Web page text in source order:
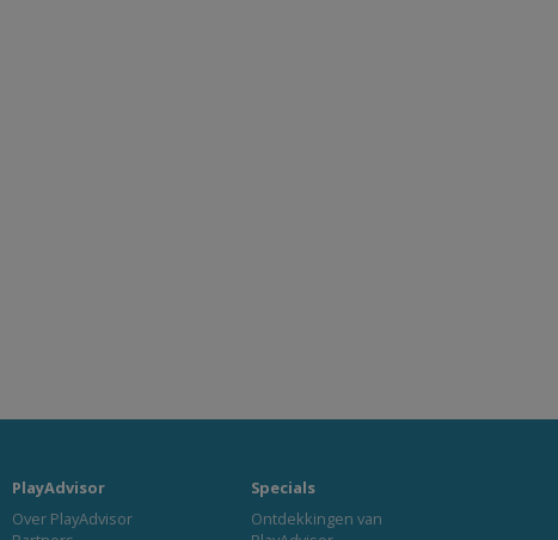
PlayAdvisor
Over PlayAdvisor
Specials
Ontdekkingen van